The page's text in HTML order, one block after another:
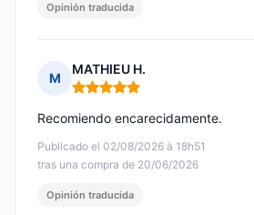
Opinión traducida
M
MATHIEU H.
Nota: 5 de 5
Publicado el 02/08/2026 à 18h51
tras una compra de 20/06/2026
Recomiendo encarecidamente.
Opinión traducida